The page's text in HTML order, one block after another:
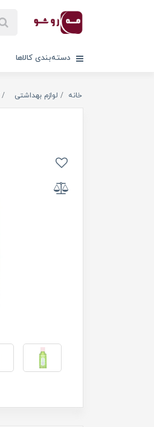
دسته‌بندی کالاها
خانه لوازم بهداشتی